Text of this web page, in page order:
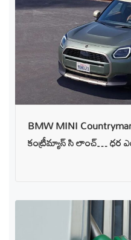
BMW MINI
కంట్రీమ్యాన్ సి లాంచ్… ధర